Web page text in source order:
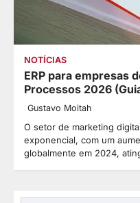
NOTÍCIAS
ERP para empresas
Processos 2026
Gustavo Moitah
O setor de marketing
exponencial, com um
globalmente em 2024,